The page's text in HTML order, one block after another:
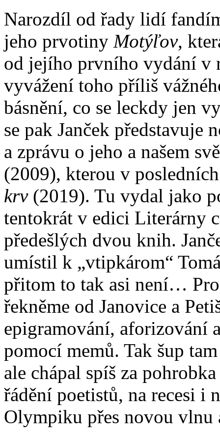
Narozdíl od řady lidí
jeho prvotiny Motýľov,
od jejího prvního vydání v
vyvážení toho příliš
básnění, co se leckdy jen
se pak Janček představuje
a zprávu o jeho a našem
(2009), kterou v
krv(2019). Tu vydal jako
tentokrát v edici Literárny
předešlých dvou knih.
umístil k „vtipkárom“
přitom to tak asi není…
řekněme od Janovice a
epigramování, aforizování
pomocí memů. Tak šup
ale chápal spíš za
řádění poetistů, na recesi i
Olympiku přes novou vlnu